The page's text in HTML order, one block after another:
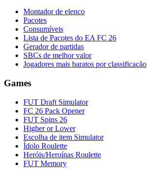
Montador de elenco
Pacotes
Consumíveis
Lista de Pacotes do EA FC 26
Gerador de partidas
SBCs de melhor valor
Jogadores mais baratos por classificação
Games
FUT Draft Simulator
FC 26 Pack Opener
FUT Spins 26
Higher or Lower
Escolha de item Simulator
Ídolo Roulette
Heróis/Heroínas Roulette
FUT Memory